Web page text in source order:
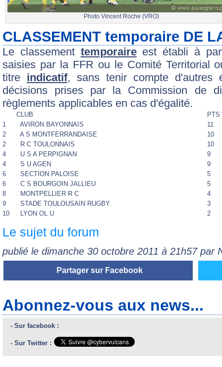
Photo Vincent Roche (VRO)
CLASSEMENT temporaire DE
Le classement temporaireest établi à
saisies par la FFR ou le Comité Territorial
titre indicatif, sans tenir compte d'autres
décisions prises par la Commission de
règlements applicables en cas d'égalité.
CLUB
PTS
1
AVIRON BAYONNAIS
11
2
A S MONTFERRANDAISE
10
2
R C TOULONNAIS
10
4
U S A PERPIGNAN
9
4
S U AGEN
9
6
SECTION PALOISE
5
6
C S BOURGOIN JALLIEU
5
8
MONTPELLIER R C
4
9
STADE TOULOUSAIN RUGBY
3
10
LYON OL U 2
Le sujet du forum
publié le dimanche 30 octobre 2011 à 21h57 par
Partager sur Facebook
Abonnez-vous aux news...
- Sur facebook :
- Sur Twitter :